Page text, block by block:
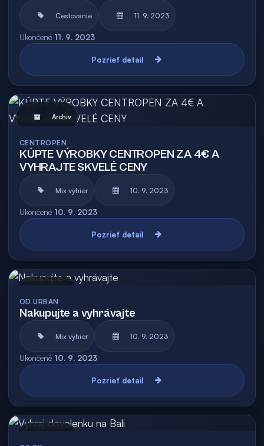
Cestovanie 11. 9. 2023
Ukončené 11. 9. 2023
Pozrieť detail
Archív
CENTROPEN
KÚPTE VÝROBKY CENTROPEN ZA 4€ A
VYHRAJTE SKVELÉ CENY
Mix výhier 10. 9. 2023
Ukončené 10. 9. 2023
Pozrieť detail
OD URBAN
Nakupujte a vyhrávajte
Mix výhier 10. 9. 2023
Ukončené 10. 9. 2023
Pozrieť detail